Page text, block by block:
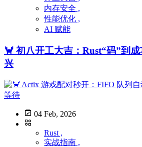
内存安全 ,
性能优化 ,
AI 赋能
🦀 初八开工大吉：Rust“码”到
兴
04 Feb, 2026
Rust ,
实战指南 ,